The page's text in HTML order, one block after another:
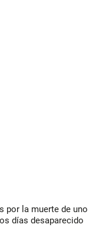
por la muerte de uno
días desaparecido